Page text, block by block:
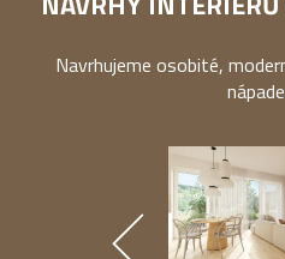
Navrhujeme osobité,